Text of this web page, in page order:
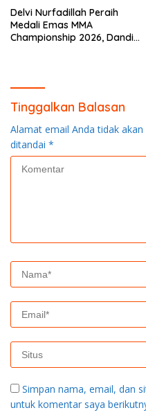
Delvi Nurfadillah Peraih
Medali Emas MMA
Championship 2026, Dandim
Tinggalkan Balasan
Alamat email Anda tidak akan
ditandai *
Simpan nama, email, dan
untuk komentar saya